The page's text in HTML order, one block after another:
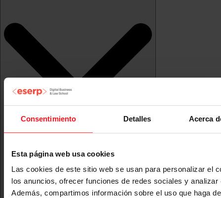
Consentimiento Detalles Acerca
Esta página web usa cookies
Las cookies de este sitio web se usan para personalizar el
los anuncios, ofrecer funciones de redes sociales y analizar
Además, compartimos información sobre el uso que haga